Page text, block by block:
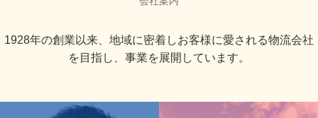
1928年の創業以来、地域に密着しお客様に愛される物流会社
を目指し、 事業を展開しています。